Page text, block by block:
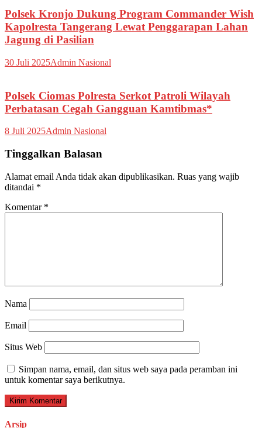
Polsek Kronjo Dukung Program Commander Wish
Kapolresta Tangerang Lewat Penggarapan Lahan
Jagung di Pasilian
30 Juli 2025Admin Nasional
Polsek Ciomas Polresta Serkot Patroli Wilayah
Perbatasan Cegah Gangguan Kamtibmas*
8 Juli 2025Admin Nasional
Tinggalkan Balasan
Alamat email Anda tidak akan dipublikasikan. Ruas yang wajib
ditandai *
Komentar *
Nama
Email
Situs Web
Simpan nama, email, dan situs web saya pada peramban ini
untuk komentar saya berikutnya.
Arsip